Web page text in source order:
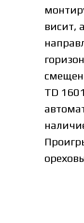
висит,
TD